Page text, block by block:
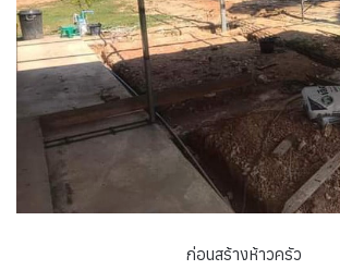
ก่อนสร้างห้าวครัว